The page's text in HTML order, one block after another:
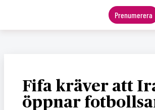
Prenumerera
Fifa kräver att
öppnar